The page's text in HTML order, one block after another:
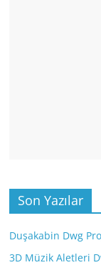
Son Yazılar
Duşakabin Dwg
3D Müzik Aletleri